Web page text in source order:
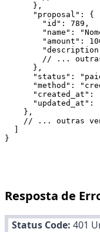
      },
      "proposal": {
        "id": 789,
"name":
"amount":
// ...
      },
"status":
"method":
"created_at":
"updated_at":
    },
// ... outras
Resposta de
Status Code: 401